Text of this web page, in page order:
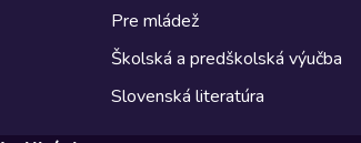
Pre mládež
Školská a predškolská výučba
Slovenská literatúra